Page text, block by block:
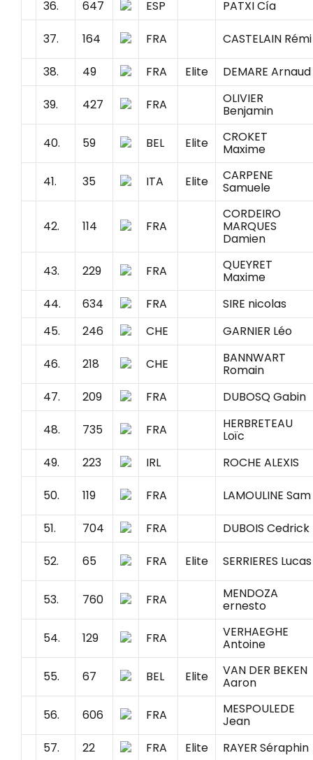
36. 647 ESP PATXI Cía
37. 164 FRA CASTELAIN Rémi
38. 49 FRA Elite DEMARE Arnaud
39. 427 FRA OLIVIER
Benjamin
40.
59 BEL Elite CROKET
Maxime
41.
35 ITA Elite CARPENE
Samuele
42. 114 FRA
CORDEIRO
MARQUES
Damien
43.
229 FRA QUEYRET
Maxime
44.
634 FRA
SIRE nicolas
45.
246 CHE GARNIER Léo
46. 218 CHE BANNWART
Romain
47.
209 FRA DUBOSQ Gabin
48. 735 FRA HERBRETEAU
Loïc
49.
223 IRL ROCHE ALEXIS
50. 119 FRA LAMOULINE Sam
51. 704 FRA DUBOIS Cedrick
52. 65 FRA Elite SERRIERES Lucas
53. 760 FRA MENDOZA
ernesto
54.
129 FRA VERHAEGHE
Antoine
55.
67 BEL Elite VAN DER BEKEN
Aaron
56.
606 FRA MESPOULEDE
Jean
57.
22 FRA Elite RAYER Séraphin